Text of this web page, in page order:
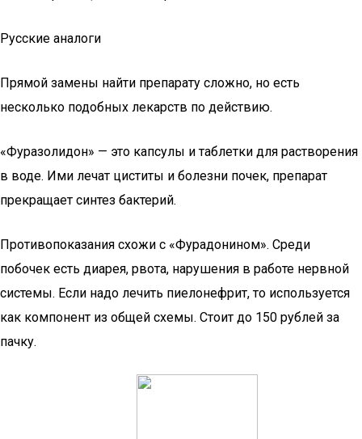
Русские аналоги
Прямой замены найти препарату сложно, но есть
несколько подобных лекарств по действию.
«Фуразолидон» — это капсулы и таблетки для растворения
в воде. Ими лечат циститы и болезни почек, препарат
прекращает синтез бактерий.
Противопоказания схожи с «Фурадонином». Среди
побочек есть диарея, рвота, нарушения в работе нервной
системы. Если надо лечить пиелонефрит, то используется
как компонент из общей схемы. Стоит до 150 рублей за
пачку.